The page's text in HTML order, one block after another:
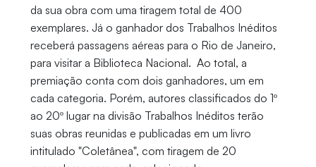
da sua obra com uma tiragem total de 400
exemplares. Já o ganhador dos Trabalhos Inéditos
receberá passagens aéreas para o Rio de Janeiro,
para visitar a Biblioteca Nacional. Ao total, a
premiação conta com dois ganhadores, um em
cada categoria. Porém, autores classificados do 1º
ao 20º lugar na divisão Trabalhos Inéditos terão
suas obras reunidas e publicadas em um livro
intitulado "Coletânea", com tiragem de 20